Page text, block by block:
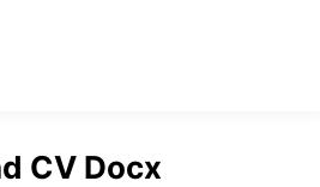
CV Docx